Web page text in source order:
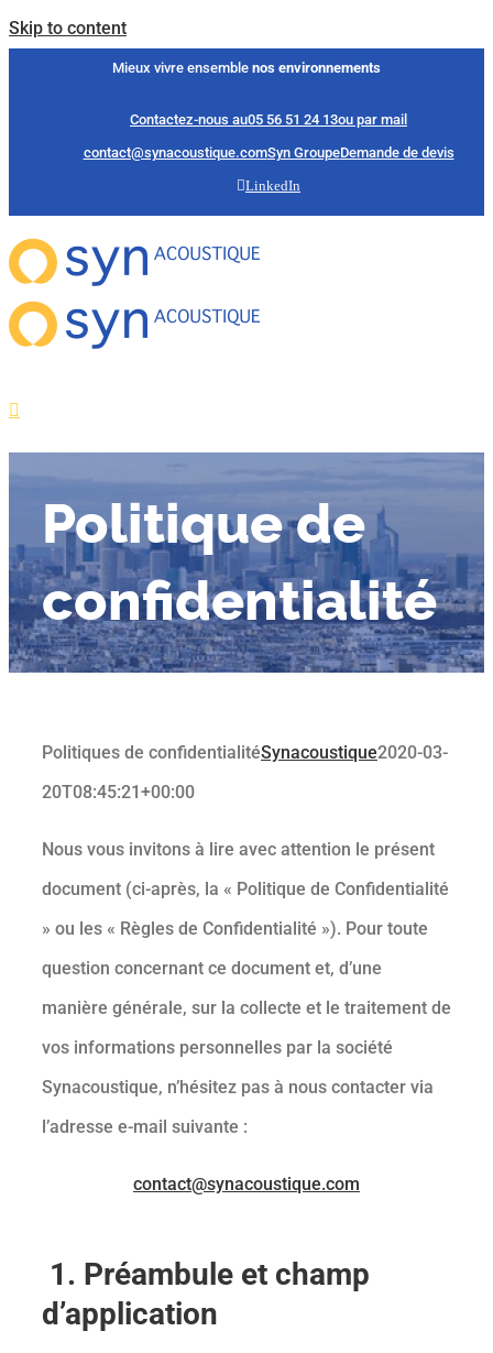
Skip to content
Mieux vivre ensemble nos environnements
Contactez-nous au05 56 51 24 13ou par mail
contact@synacoustique.comSyn GroupeDemande de devis
LinkedIn
Politiquede
confidentialité
Politiques de confidentialitéSynacoustique2020-03-
20T08:45:21+00:00
Nous vous invitons à lire avec attention le présent
document (ci-après, la « Politique de Confidentialité
» ou les « Règles de Confidentialité »). Pour toute
question concernant ce document et, d’une
manière générale, sur la collecte et le traitement de
vos informations personnelles par la société
Synacoustique, n’hésitez pas à nous contacter via
l’adresse e-mail suivante :
contact@synacoustique.com
1. Préambule et champ
d’application